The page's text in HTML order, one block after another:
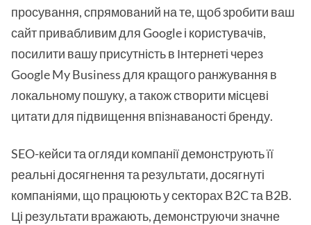
просування, спрямований на те, щоб зробити ваш
сайт привабливим для Google і користувачів,
посилити вашу присутність в Інтернеті через
Google My Business для кращого ранжування в
локальному пошуку, а також створити місцеві
цитати для підвищення впізнаваності бренду.
SEO-кейси та огляди компанії демонструють її
реальні досягнення та результати, досягнуті
компаніями, що працюють у секторах B2C та B2B.
Ці результати вражають, демонструючи значне